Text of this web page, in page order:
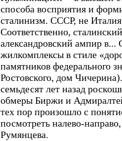
способа восприятия и
сталинизм. СССР, не
Соответственно,
александровский ампир в...
жилкомплексы в стиле
памятников федерального
Ростовского, дом
семьдесят лет назад
обмеры Биржи и
тех пор произошло с
посмотреть налево-
Румянцева.